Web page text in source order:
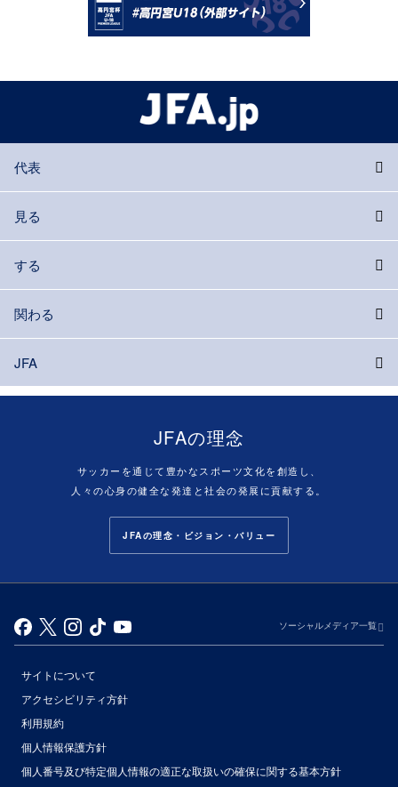
代表
見る
する
関わる
JFA
JFAの理念
サッカーを通じて豊かなスポーツ文化を創造し、
人々の心身の健全な発達と社会の発展に貢献する。
JFAの理念・ビジョン・バリュー
ソーシャルメディア一覧
サイトについて
アクセシビリティ方針
利用規約
個人情報保護方針
個人番号及び特定個人情報の適正な取扱いの確保に関する基本方針